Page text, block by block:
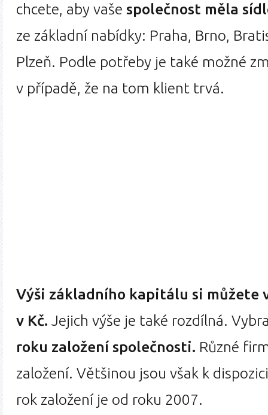
chcete, aby vaše společnost měla
ze základní nabídky: Praha, Brno,
Plzeň. Podle potřeby je také možné
v případě, že na tom klient trvá.
Výši základního kapitálu si můžete
v Kč. Jejich výše je také rozdílná.
roku založení společnosti. Různé
založení. Většinou jsou však k
rok založení je od roku 2007.